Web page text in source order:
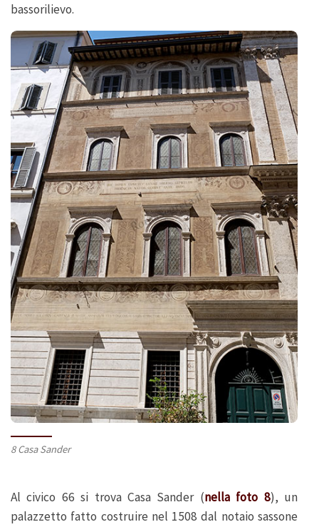
bassorilievo.
8 Casa Sander
Al civico 66 si trova Casa Sander (nella foto 8), un
palazzetto fatto costruire nel 1508 dal notaio sassone